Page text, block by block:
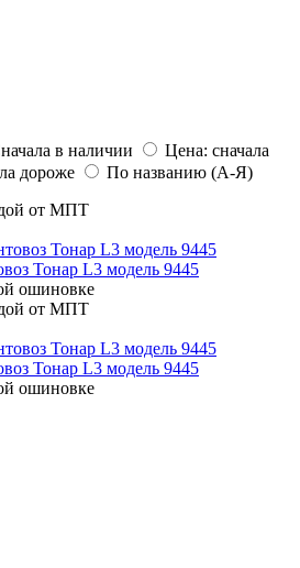
в наличии
Цена: сначала
дороже
По названию (А-Я)
от МПТ
Тонар L3 модель 9445
ошиновке
от МПТ
Тонар L3 модель 9445
ошиновке